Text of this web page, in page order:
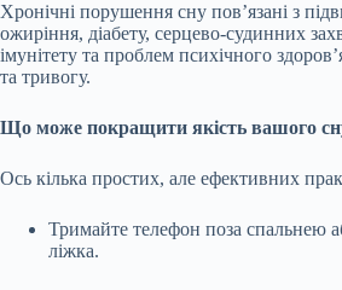
Хронічні порушення сну пов’язані з
ожиріння, діабету, серцево-судинних
імунітету та проблем психічного
та тривогу.
Що може покращити якість вашого
Ось кілька простих, але ефективних
Тримайте телефон поза спальнею
ліжка.